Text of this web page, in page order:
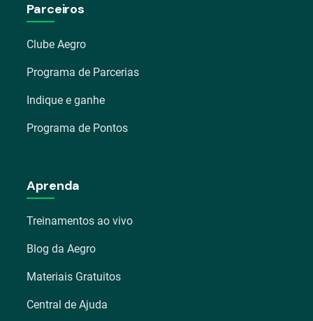
Parceiros
Clube Aegro
Programa de Parcerias
Indique e ganhe
Programa de Pontos
Aprenda
Treinamentos ao vivo
Blog da Aegro
Materiais Gratuitos
Central de Ajuda